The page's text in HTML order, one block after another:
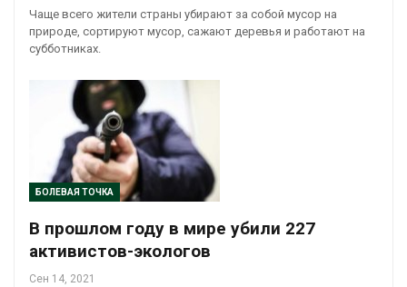
Чаще всего жители страны убирают за собой мусор на
природе, сортируют мусор, сажают деревья и работают на
субботниках.
БОЛЕВАЯ ТОЧКА
В прошлом году в мире убили 227
активистов-экологов
Сен 14, 2021